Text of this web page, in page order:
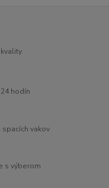
hodín
vakov
s výberom